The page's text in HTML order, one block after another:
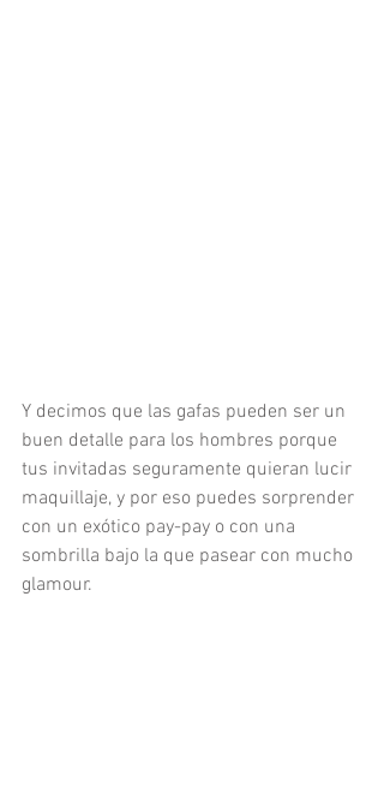
Y decimos que las gafas pueden ser un
buen detalle para los hombres porque
tus invitadas seguramente quieran lucir
maquillaje, y por eso puedes sorprender
con un exótico pay-pay o con una
sombrilla bajo la que pasear con mucho
glamour.